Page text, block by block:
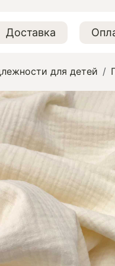
Доставка
для детей